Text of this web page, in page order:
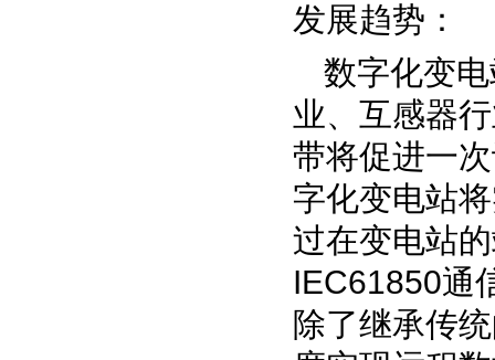
发展趋势：
数字化变
业、互感器
带将促进一
字化变电站
过在变电站
IEC61850通
除了继承传